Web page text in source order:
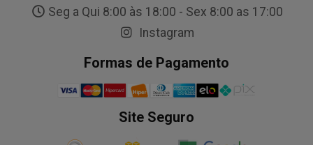
Seg a Qui 8:00 às 18:00 - Sex 8:00 as 17:00
Instagram
Formas de Pagamento
Site Seguro